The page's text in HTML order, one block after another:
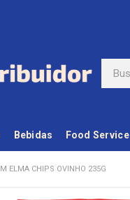
Bebidas Food Service
ELMA CHIPS OVINHO 235G